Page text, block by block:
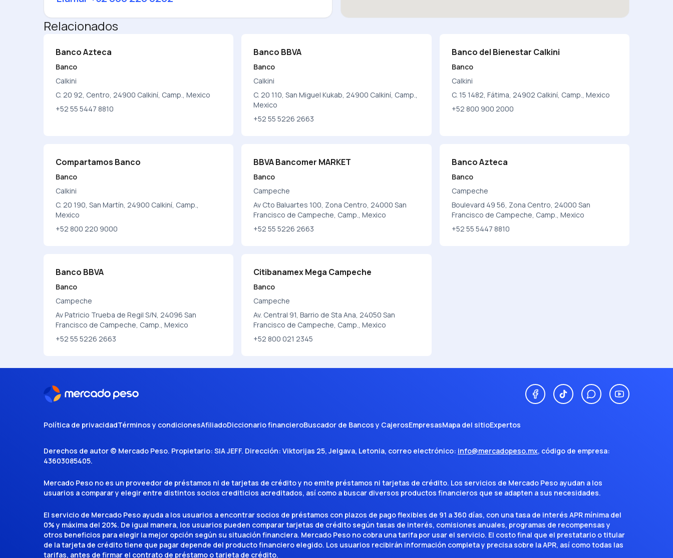
Relacionados
Banco Azteca
Banco
Calkini
C. 20 92, Centro, 24900 Calkiní, Camp., Mexico
+52 55 5447 8810
Banco BBVA
Banco
Calkini
C. 20 110, San Miguel Kukab, 24900 Calkiní, Camp.,
Mexico
+52 55 5226 2663
Banco del Bienestar Calkini
Banco
Calkini
C. 15 1482, Fátima, 24902 Calkiní, Camp., Mexico
+52 800 900 2000
Compartamos Banco
Banco
Calkini
C. 20 190, San Martín, 24900 Calkiní, Camp.,
Mexico
+52 800 220 9000
BBVA Bancomer MARKET
Banco
Campeche
Av Cto Baluartes 100, Zona Centro, 24000 San
Francisco de Campeche, Camp., Mexico
+52 55 5226 2663
Banco Azteca
Banco
Campeche
Boulevard 49 56, Zona Centro, 24000 San
Francisco de Campeche, Camp., Mexico
+52 55 5447 8810
Banco BBVA
Banco
Campeche
Av Patricio Trueba de Regil S/N, 24096 San
Francisco de Campeche, Camp., Mexico
+52 55 5226 2663
Citibanamex Mega Campeche
Banco
Campeche
Av. Central 91, Barrio de Sta Ana, 24050 San
Francisco de Campeche, Camp., Mexico
+52 800 021 2345
Política de privacidadTérminos y condicionesAfiliadoDiccionario financieroBuscador de Bancos y CajerosEmpresasMapa del sitioExpertos
Derechos de autor © Mercado Peso. Propietario: SIA JEFF. Dirección: Viktorijas 25, Jelgava, Letonia, correo electrónico: info@mercadopeso.mx, código de empresa:
43603085405.
Mercado Peso no es un proveedor de préstamos ni de tarjetas de crédito y no emite préstamos ni tarjetas de crédito. Los servicios de Mercado Peso ayudan a los
usuarios a comparar y elegir entre distintos socios crediticios acreditados, así como a buscar diversos productos financieros que se adapten a sus necesidades.
El servicio de Mercado Peso ayuda a los usuarios a encontrar socios de préstamos con plazos de pago flexibles de 91 a 360 días, con una tasa de interés APR mínima del
0% y máxima del 20%. De igual manera, los usuarios pueden comparar tarjetas de crédito según tasas de interés, comisiones anuales, programas de recompensas y
otros beneficios para elegir la mejor opción según su situación financiera. Mercado Peso no cobra una tarifa por usar el servicio. El costo final que el prestatario o titular
de la tarjeta de crédito tiene que pagar depende del producto financiero elegido. Los usuarios recibirán información completa y precisa sobre la APR, así como todas las
tarifas, antes de firmar el contrato de préstamo o tarjeta de crédito.